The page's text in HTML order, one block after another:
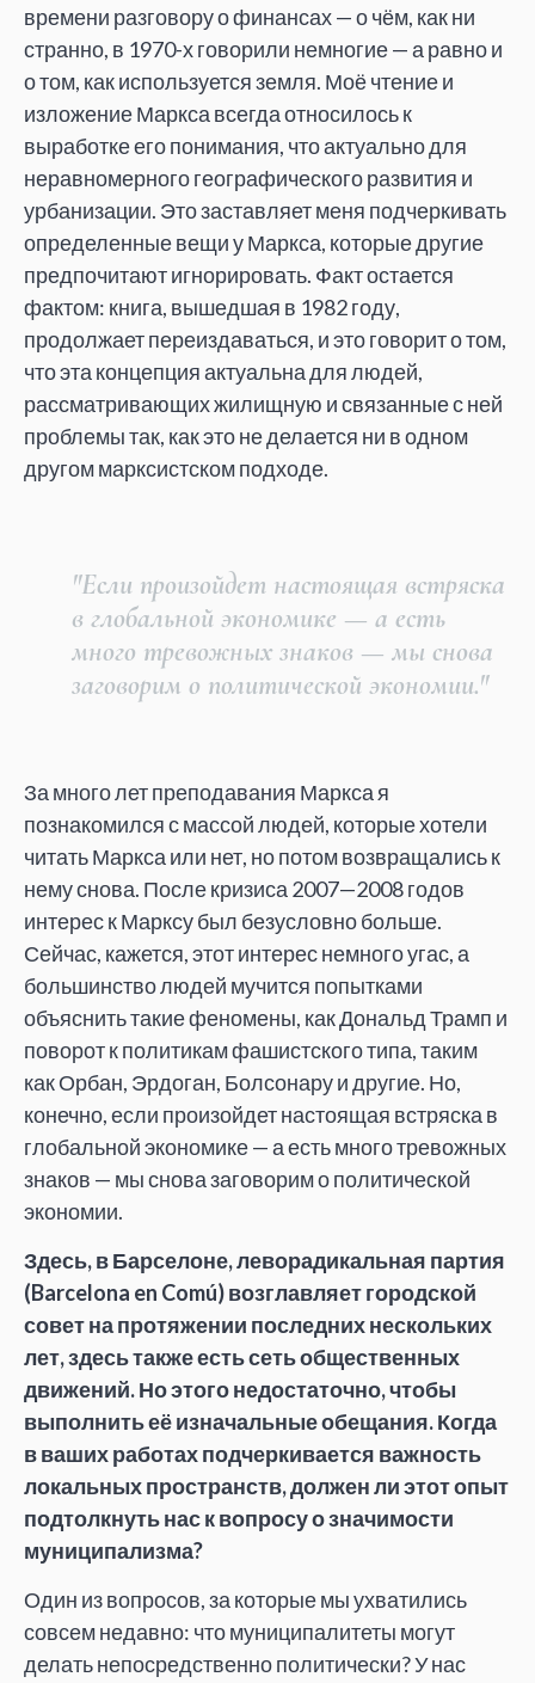
времени разговору о финансах — о чём, как ни
странно, в 1970-х говорили немногие — а равно и
о том, как используется земля. Моё чтение и
изложение Маркса всегда относилось к
выработке его понимания, что актуально для
неравномерного географического развития и
урбанизации. Это заставляет меня подчеркивать
определенные вещи у Маркса, которые другие
предпочитают игнорировать. Факт остается
фактом: книга, вышедшая в 1982 году,
продолжает переиздаваться, и это говорит о том,
что эта концепция актуальна для людей,
рассматривающих жилищную и связанные с ней
проблемы так, как это не делается ни в одном
другом марксистском подходе.
"Если произойдет настоящая встряска
в глобальной экономике — а есть
много тревожных знаков — мы снова
заговорим о политической экономии."
За много лет преподавания Маркса я
познакомился с массой людей, которые хотели
читать Маркса или нет, но потом возвращались к
нему снова. После кризиса 2007—2008 годов
интерес к Марксу был безусловно больше.
Сейчас, кажется, этот интерес немного угас, а
большинство людей мучится попытками
объяснить такие феномены, как Дональд Трамп и
поворот к политикам фашистского типа, таким
как Орбан, Эрдоган, Болсонару и другие. Но,
конечно, если произойдет настоящая встряска в
глобальной экономике — а есть много тревожных
знаков — мы снова заговорим о политической
экономии.
Здесь, в Барселоне, леворадикальная партия
(Barcelona en Comú) возглавляет городской
совет на протяжении последних нескольких
лет, здесь также есть сеть общественных
движений. Но этого недостаточно, чтобы
выполнить её изначальные обещания. Когда
в ваших работах подчеркивается важность
локальных пространств, должен ли этот опыт
подтолкнуть нас к вопросу о значимости
муниципализма?
Один из вопросов, за которые мы ухватились
совсем недавно: что муниципалитеты могут
делать непосредственно политически? У нас